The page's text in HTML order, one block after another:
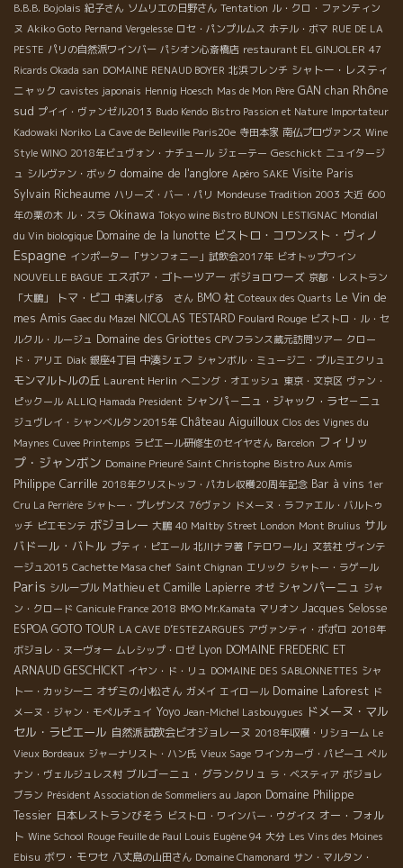
B.B.B. Bojolais 紀子さん ソムリエの日野さん Tentation ル・クロ・ファンティン
ヌ Akiko Goto Pernand Vergelesse ロセ・パンプルムス ホテル・ボマ RUE DE LA
PESTE パリの自然派ワインバー パシオン心斎橋店 restaurant EL GINJOLER 47
Ricards Okada san DOMAINE RENAUD BOYER 北浜フレンチ シャトー・レスティ
ニャック cavistes japonais Hennig Hoesch Mas de Mon Père GAN chan Rhône
sud プイイ・ヴァンゼル2013 Budo Kendo Bistro Passion et Nature Importateur
Kadowaki Noriko La Cave de Belleville Paris20e 寺田本家 南仏プロヴァンス Wine
Style WINO 2018年ビュヴォン・ナチュール ジェーテー Geschickt ニュイタージ
ュ シルヴァン・ボック domaine de l'anglore Apéro SAKE Visite Paris
Sylvain Richeaume ハリーズ・バー・パリ Mondeuse Tradition 2003 大近 600
年の栗の木 ル・スラ Okinawa Tokyo wine Bistro BUNON LESTIGNAC Mondial
du Vin biologique Domaine de la lunotte ビストロ・コワンスト・ヴィノ
Espagne インポーター「サンフォニー」試飲会2017年 ビオトップワイン
NOUVELLE BAGUE エスポア・ゴトーツアー ボジョロワーズ 京都・レストラン
「大鵬」
トマ・ピコ 中湊しげる さん BMO 社 Coteaux des Quarts Le Vin de
mes Amis Gaec du Mazel NICOLAS TESTARD Foulard Rouge ビストロ・ル・セ
ルクル・ルージュ Domaine des Griottes CPVフランス蔵元訪問ツアー クロー
ド・アリエ Diak 銀座4丁目 中湊シェフ シャンボル・ミュージニ・プルミエクリュ
モンマルトルの丘 Laurent Herlin へニング・オエッシュ 東京・文京区 ヴァン・
ピックール ALLIQ Hamada President シャンパ－ニュ・ジャック・ラセ－ニュ
ジュヴレイ・シャンベルタン2015年 Château Aiguilloux Clos des Vignes du
Maynes Cuvee Printemps ラピエール研修生のセイヤさん Barcelon フィリッ
プ・ジャンボン Domaine Prieuré Saint Christophe Bistro Aux Amis
Philippe Carrille 2018年クリストッフ・パカレ収穫20周年記念 Bar à vins 1er
Cru La Perrière シャトー・プレザンス 76ヴァン ドメーヌ・ラファエル・バルトゥ
ッチ ピエモンテ ボジョレー 大鵬 40 Maltby Street London Mont Brulius サル
バドール・バトル プティ・ピエール 北川ナヲ著「テロワール」文芸社 ヴィンテ
ージュ2015 Cachette Masa chef Saint Chignan エリック シャトー・ラゲール
Paris シルーブル Mathieu et Camille Lapierre オゼ シャンパーニュ ジャ
ン・クロード Canicule France 2018 BMO Mr.Kamata マリオン Jacques Selosse
ESPOA GOTO TOUR LA CAVE D’ESTEZARGUES アヴァンティ・ポポロ 2018年
ボジョレ・ヌーヴォー ムレシップ・ロゼ Lyon DOMAINE FREDERIC ET
ARNAUD GESCHICKT イヤン・ド・リュ DOMAINE DES SABLONNETTES シャ
トー・カッシーニ オザミの小松さん ガメイ エイロール Domaine Laforest ド
メーヌ・ジャン・モペルチュイ Yoyo Jean-Michel Lasbouygues ドメーヌ・マル
セル・ラピエール 自然派試飲会ビオジョレーヌ 2018年収穫・リショーム Le
Vieux Bordeaux ジャーナリスト・ハン氏 Vieux Sage ワインカーヴ・パピーユ ぺル
ナン・ヴェルジュレス村 ブルゴーニュ・グランクリュ ラ・ベスティア ボジョレ
ブラン Président Association de Sommeliers au Japon Domaine Philippe
Tessier 日本レストランびそう ビストロ・ワインバー・ウグイス オー・フォル
ト Wine School Rouge Feuille de Paul Louis Eugène 94 大分 Les Vins des Moines
Ebisu ボワ・モワセ 八丈島の山田さん Domaine Chamonard サン・マルタン・